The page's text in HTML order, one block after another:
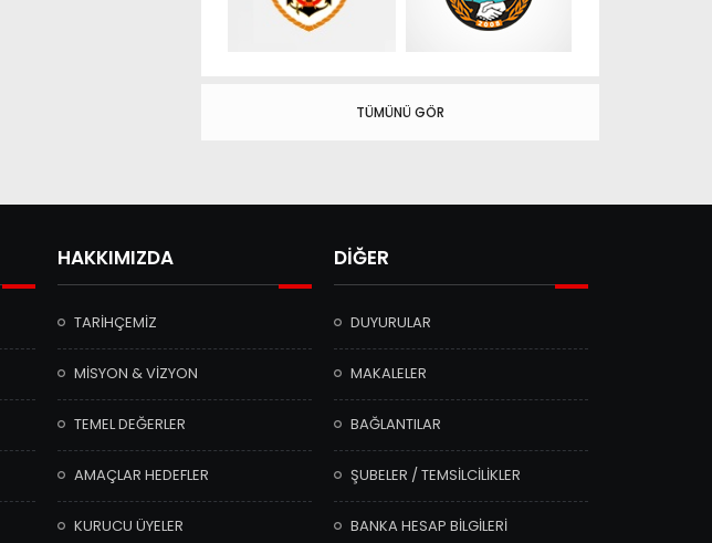
TÜMÜNÜ GÖR
HAKKIMIZDA
TARİHÇEMİZ
MİSYON & VİZYON
TEMEL DEĞERLER
AMAÇLAR HEDEFLER
KURUCU ÜYELER
DİĞER
DUYURULAR
MAKALELER
BAĞLANTILAR
ŞUBELER / TEMSİLCİLİKLER
BANKA HESAP BİLGİLERİ